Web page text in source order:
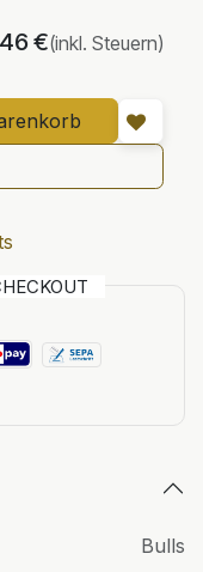
€(inkl. Steuern)
Bulls